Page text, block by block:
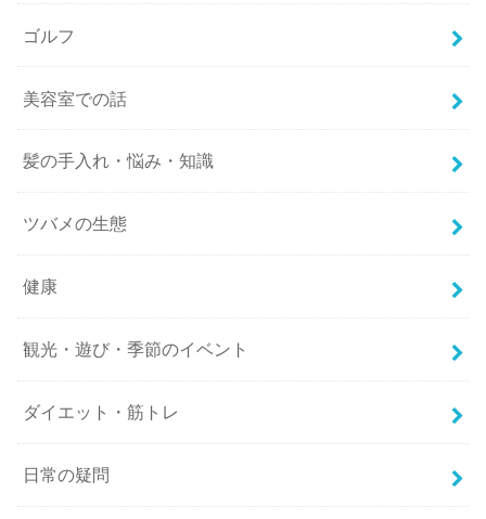
ゴルフ
美容室での話
髪の手入れ・悩み・知識
ツバメの生態
健康
観光・遊び・季節のイベント
ダイエット・筋トレ
日常の疑問